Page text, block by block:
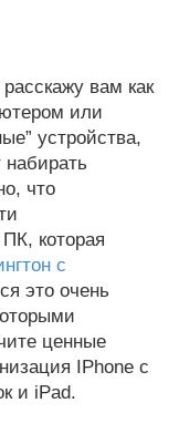
вам как
или
устройства,
что
которая
с
это очень
ценные
IPhone с
и iPad.